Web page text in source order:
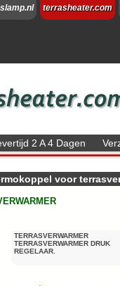
terrasheater.com
2 A 4 Dagen
voor
TERRASVERWARMER
TERRASVERWARMER DRUK
REGELAAR.